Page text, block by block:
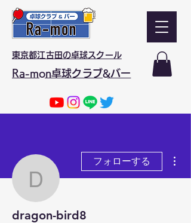
東京都江古田の卓球スクール
Ra-mon卓球クラブ&バー
dragon-bird8
フォローする
dragon-bird8